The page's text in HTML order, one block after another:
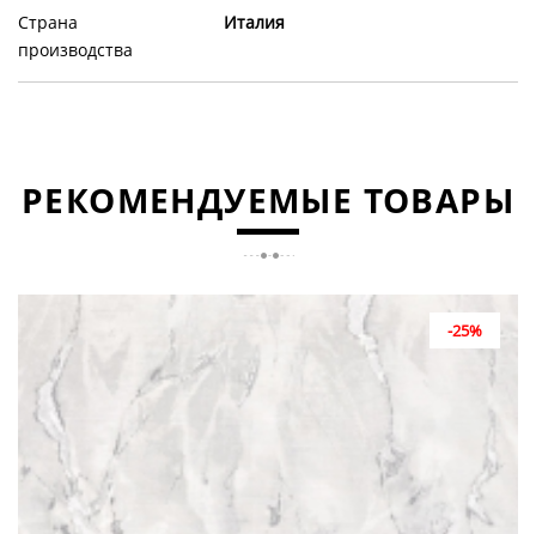
Страна
производства
Италия
РЕКОМЕНДУЕМЫЕ ТОВАРЫ
-25%